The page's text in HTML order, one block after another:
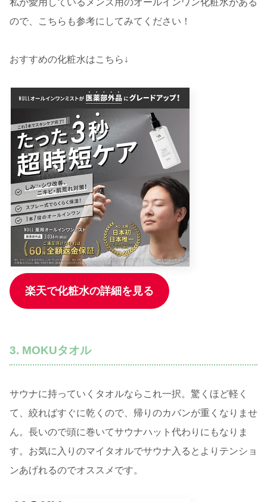
私が愛用しているメンズ用のオールインワン化粧水がある
ので、こちらも参考にしてみてください！
おすすめの化粧水はこちら↓
楽天で化粧水の詳細を見る
3. MOKUタオル
サウナに持っていくタオルならこれ一択。驚くほど軽く
て、絞ればすぐに乾くので、帰りのカバンが重くなりませ
ん。長いので頭に巻いてサウナハット代わりにもなりま
す。お気に入りのマイタオルでサウナ入るとよりテンショ
ンあげれるのでオススメです。